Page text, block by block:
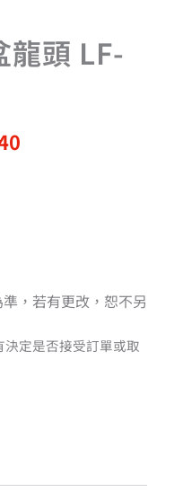
龍頭 LF-
，若有更改，恕不另
定是否接受訂單或取